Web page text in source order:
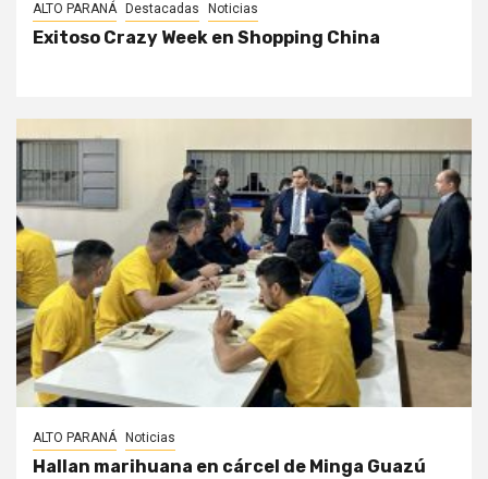
ALTO PARANÁ Destacadas Noticias
Exitoso Crazy Week en Shopping China
ALTO PARANÁ Noticias
Hallan marihuana en cárcel de Minga Guazú